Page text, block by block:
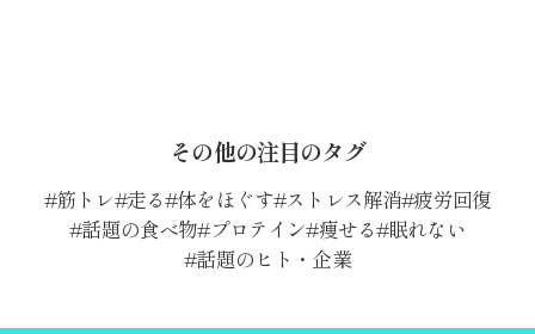
その他の注目のタグ
筋トレ 走る 体をほぐす ストレス解消 疲労回復
話題の食べ物 プロテイン 痩せる 眠れない
話題のヒト・企業